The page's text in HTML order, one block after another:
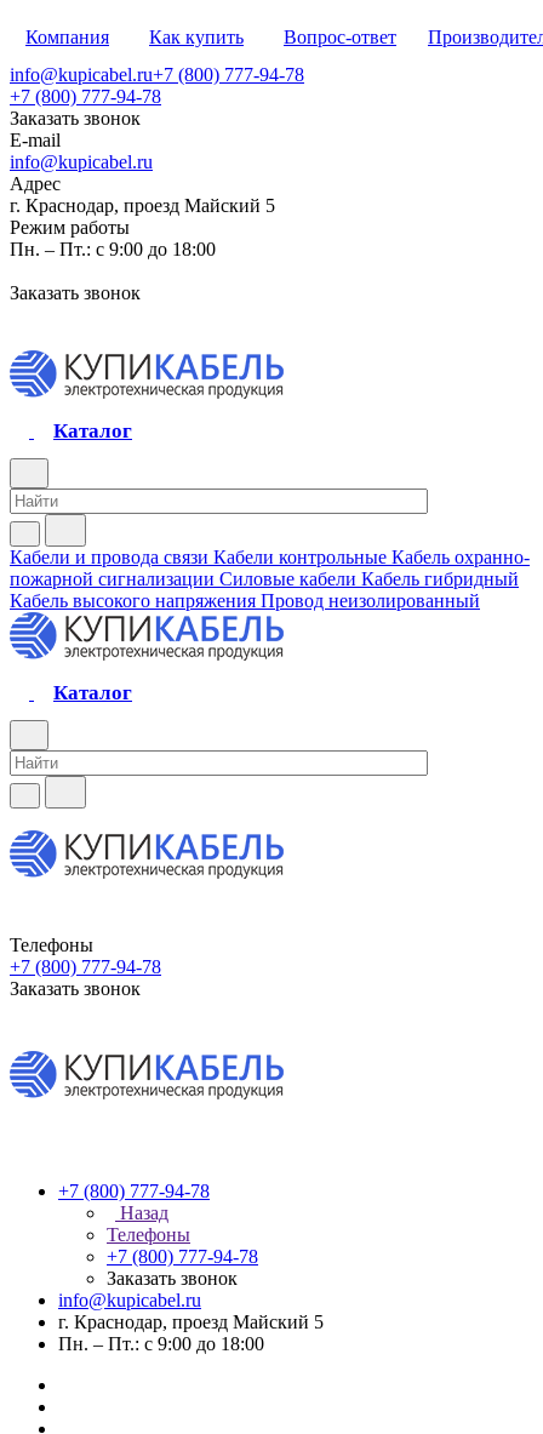
Компания Как купить Вопрос-ответ
info@kupicabel.ru+7 (800) 777-94-78
+7 (800) 777-94-78
Заказать звонок
E-mail
info@kupicabel.ru
Адрес
г. Краснодар, проезд Майский 5
Режим работы
Пн. – Пт.: с 9:00 до 18:00
Заказать звонок
Каталог
Кабели и провода связи Кабели контрольные Кабель охранно-
пожарной сигнализации Силовые кабели Кабель гибридный
Кабель высокого напряжения Провод неизолированный
Каталог
Телефоны
+7 (800) 777-94-78
Заказать звонок
+7 (800) 777-94-78
Назад
Телефоны
+7 (800) 777-94-78
Заказать звонок
info@kupicabel.ru
г. Краснодар, проезд Майский 5
Пн. – Пт.: с 9:00 до 18:00